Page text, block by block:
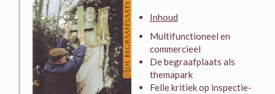
Inhoud
Multifunctioneel en
commercieel
De begraafplaats als
themapark
Felle kritiek op inspectie-